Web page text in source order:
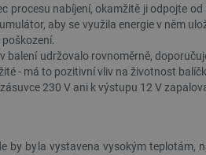
procesu nabíjení, okamžitě ji odpojte
aby se využila energie v něm
balení udržovalo rovnoměrně,
- má to pozitivní vliv na životnost
230 V ani k výstupu 12 V
by byla vystavena vysokým
__cf_bm
Cloudflare Inc.
_lb_ccc .botland.cz